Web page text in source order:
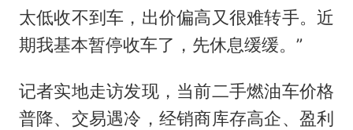
太低收不到车，出价偏高又很难转手。近
期我基本暂停收车了，先休息缓缓。”
记者实地走访发现，当前二手燃油车价格
普降、交易遇冷，经销商库存高企、盈利